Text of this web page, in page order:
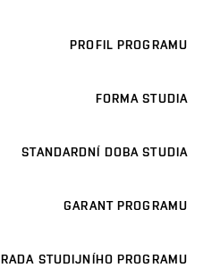
PROFIL PROGRAMU
FORMA STUDIA
STANDARDNÍ DOBA STUDIA
GARANT PROGRAMU
RADA STUDIJNÍHO PROGRAMU